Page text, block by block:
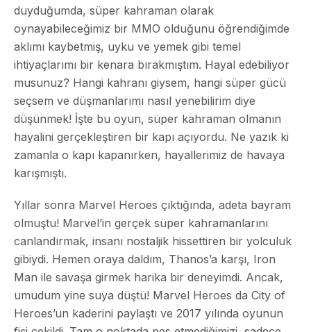
duyduğumda, süper kahraman olarak
oynayabileceğimiz bir MMO olduğunu öğrendiğimde
aklımı kaybetmiş, uyku ve yemek gibi temel
ihtiyaçlarımı bir kenara bırakmıştım. Hayal edebiliyor
musunuz? Hangi kahranı giysem, hangi süper gücü
seçsem ve düşmanlarımı nasıl yenebilirim diye
düşünmek! İşte bu oyun, süper kahraman olmanın
hayalini gerçekleştiren bir kapı açıyordu. Ne yazık ki
zamanla o kapı kapanırken, hayallerimiz de havaya
karışmıştı.
Yıllar sonra Marvel Heroes çıktığında, adeta bayram
olmuştu! Marvel’in gerçek süper kahramanlarını
canlandırmak, insanı nostaljik hissettiren bir yolculuk
gibiydi. Hemen oraya daldım, Thanos’a karşı, Iron
Man ile savaşa girmek harika bir deneyimdi. Ancak,
umudum yine suya düştü! Marvel Heroes da City of
Heroes’un kaderini paylaştı ve 2017 yılında oyunun